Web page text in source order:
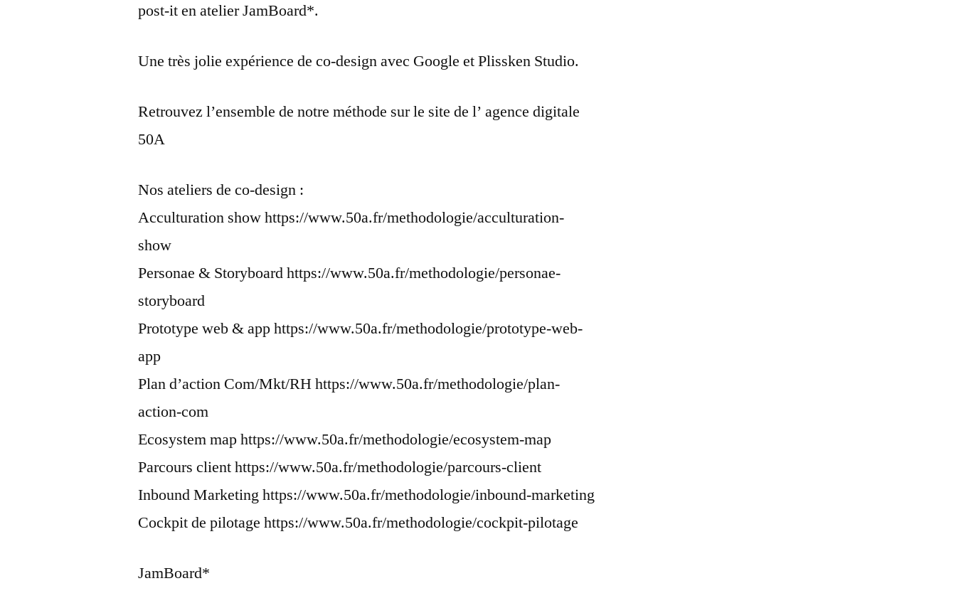
post-it en atelier JamBoard*.
Une très jolie expérience de co-design avec Google et Plissken Studio.
Retrouvez l’ensemble de notre méthode sur le site de l’ agence digitale
50A
Nos ateliers de co-design :
Acculturation show https://www.50a.fr/methodologie/acculturation-
show
Personae & Storyboard https://www.50a.fr/methodologie/personae-
storyboard
Prototype web & app https://www.50a.fr/methodologie/prototype-web-
app
Plan d’action Com/Mkt/RH https://www.50a.fr/methodologie/plan-
action-com
Ecosystem map https://www.50a.fr/methodologie/ecosystem-map
Parcours client https://www.50a.fr/methodologie/parcours-client
Inbound Marketing https://www.50a.fr/methodologie/inbound-marketing
Cockpit de pilotage https://www.50a.fr/methodologie/cockpit-pilotage
JamBoard*